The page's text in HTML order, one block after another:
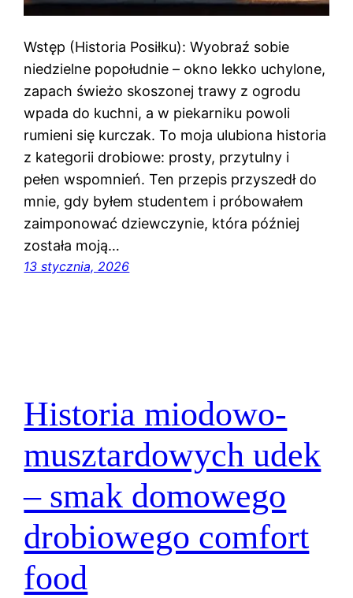
Wstęp (Historia Posiłku): Wyobraź sobie
niedzielne popołudnie – okno lekko uchylone,
zapach świeżo skoszonej trawy z ogrodu
wpada do kuchni, a w piekarniku powoli
rumieni się kurczak. To moja ulubiona historia
z kategorii drobiowe: prosty, przytulny i
pełen wspomnień. Ten przepis przyszedł do
mnie, gdy byłem studentem i próbowałem
zaimponować dziewczynie, która później
została moją…
13 stycznia, 2026
Historia miodowo-
musztardowych udek
– smak domowego
drobiowego comfort
food